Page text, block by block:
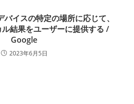
イスの特定の場所に応じて、
結果をユーザーに提供する /
Google
2023年6月5日